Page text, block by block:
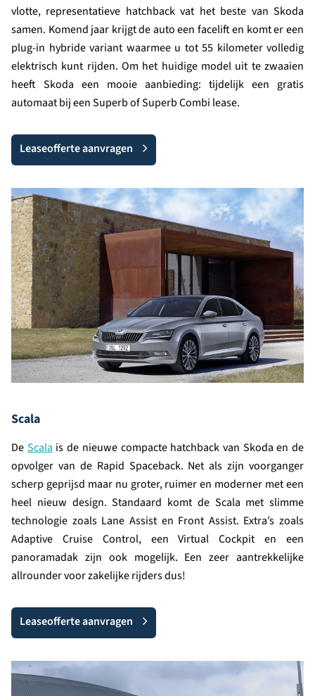
vlotte, representatieve hatchback vat het beste van Skoda
samen. Komend jaar krijgt de auto een facelift en komt er een
plug-in hybride variant waarmee u tot 55 kilometer volledig
elektrisch kunt rijden. Om het huidige model uit te zwaaien
heeft Skoda een mooie aanbieding: tijdelijk een gratis
automaat bij een Superb of Superb Combi lease.
Leaseofferte aanvragen
Scala
De Scala is de nieuwe compacte hatchback van Skoda en de
opvolger van de Rapid Spaceback. Net als zijn voorganger
scherp geprijsd maar nu groter, ruimer en moderner met een
heel nieuw design. Standaard komt de Scala met slimme
technologie zoals Lane Assist en Front Assist. Extra’s zoals
Adaptive Cruise Control, een Virtual Cockpit en een
panoramadak zijn ook mogelijk. Een zeer aantrekkelijke
allrounder voor zakelijke rijders dus!
Leaseofferte aanvragen